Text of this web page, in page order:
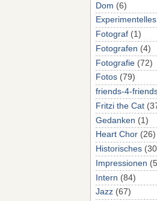
Dom (6)
Experimentelles
Fotograf (1)
Fotografen (4)
Fotografie (72)
Fotos (79)
friends-4-
Fritzi the Cat
Gedanken (1)
Heart Chor (26)
Historisches
Impressionen
Intern (84)
Jazz (67)